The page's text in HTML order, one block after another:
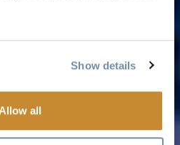
Show details
Allow all